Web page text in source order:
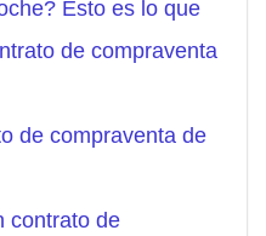
Esto es lo que
de compraventa
de compraventa de
contrato de